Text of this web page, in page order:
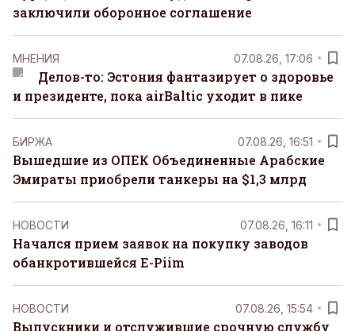
заключили оборонное соглашение
MНЕНИЯ 07.08.26, 17:06
Делов-то: Эстония фантазирует о здоровье
и президенте, пока airBaltic уходит в пике
БИРЖА 07.08.26, 16:51
Вышедшие из ОПЕК Объединенные Арабские
Эмираты приобрели танкеры на $1,3 млрд
НОВОСТИ 07.08.26, 16:11
Начался прием заявок на покупку заводов
обанкротившейся E-Piim
НОВОСТИ 07.08.26, 15:54
Выпускники и отслужившие срочную службу